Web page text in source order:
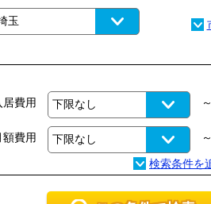
居費用
額費用